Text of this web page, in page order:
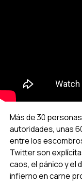
Más de 30
autoridades, unas
entre los
Twitter son
caos, el pánico y el
infierno en carne